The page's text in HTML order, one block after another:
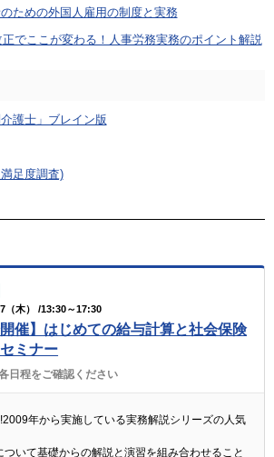
のための外国人雇用の制度と実務
正でここが変わる！人事労務実務のポイント解説
護士」ブレイン版
足度調査)
（木） /13:30～17:30
開催】はじめての給与計算と社会保険
ミナー
日程をご確認ください
年から実施している実務解説シリーズの人気
いて基礎からの解説と演習を組み合わせること